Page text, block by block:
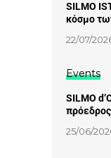
SILMO
κόσμο
22/07/
Events
SILMO
πρόεδρος
25/06/